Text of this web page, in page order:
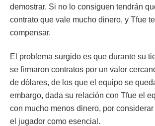
demostrar. Si no lo consiguen tendrán
contrato que vale mucho dinero, y Tfue
compensar.
El problema surgido es que durante su
se firmaron contratos por un valor
de dólares, de los que el equipo se
embargo, dada su relación con Tfue el
con mucho menos dinero, por
el jugador como esencial.